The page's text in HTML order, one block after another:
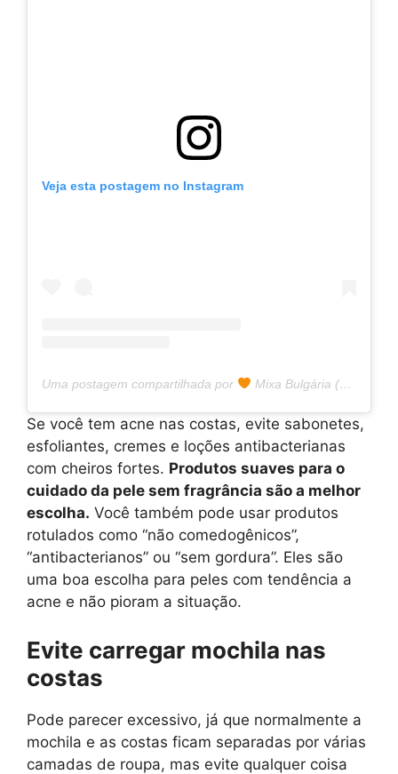
Veja esta postagem no Instagram
Uma postagem compartilhada por Mixa Bulgária (@mixa.bulgaria)
Se você tem acne nas costas, evite sabonetes,
esfoliantes, cremes e loções antibacterianas
com cheiros fortes. Produtos suaves para o
cuidado da pele sem fragrância são a melhor
escolha. Você também pode usar produtos
rotulados como “não comedogênicos”,
“antibacterianos” ou “sem gordura”. Eles são
uma boa escolha para peles com tendência a
acne e não pioram a situação.
Evite carregar mochila nas
costas
Pode parecer excessivo, já que normalmente a
mochila e as costas ficam separadas por várias
camadas de roupa, mas evite qualquer coisa